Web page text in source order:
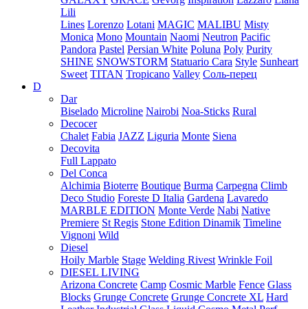
Lili
Lines Lorenzo Lotani MAGIC MALIBU Misty
Monica Mono Mountain Naomi Neutron Pacific
Pandora Pastel Persian White Poluna Poly Purity
SHINE SNOWSTORM Statuario Cara Style Sunheart
Sweet TITAN Tropicano Valley Соль-перец
D
Dar
Biselado Microline Nairobi Noa-Sticks Rural
Decocer
Chalet Fabia JAZZ Liguria Monte Siena
Decovita
Full Lappato
Del Conca
Alchimia Bioterre Boutique Burma Carpegna Climb
Deco Studio Foreste D Italia Gardena Lavaredo
MARBLE EDITION Monte Verde Nabi Native
Premiere St Regis Stone Edition Dinamik Timeline
Vignoni Wild
Diesel
Hoily Marble Stage Welding Rivest Wrinkle Foil
DIESEL LIVING
Arizona Concrete Camp Cosmic Marble Fence Glass
Blocks Grunge Concrete Grunge Concrete XL Hard